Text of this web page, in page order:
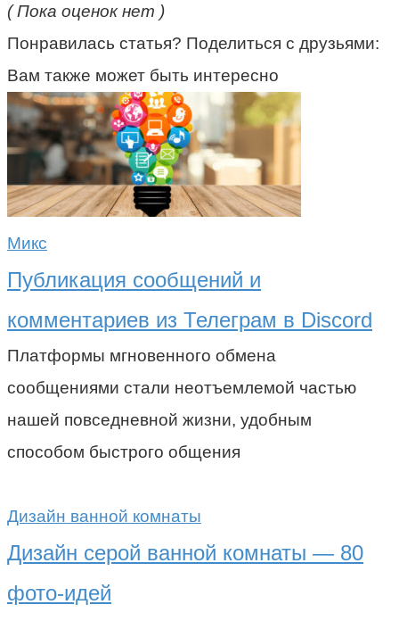
( Пока оценок нет )
Понравилась статья? Поделиться с друзьями:
Вам также может быть интересно
Микс
Публикация сообщений и
комментариев из Телеграм в Discord
Платформы мгновенного обмена
сообщениями стали неотъемлемой частью
нашей повседневной жизни, удобным
способом быстрого общения
Дизайн ванной комнаты
Дизайн серой ванной комнаты — 80
фото-идей